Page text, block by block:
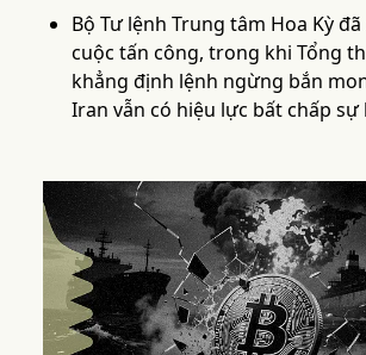
Bộ Tư lệnh Trung tâm Hoa Kỳ
cuộc tấn công, trong khi Tổng
khẳng định lệnh ngừng bắn
Iran vẫn có hiệu lực bất chấp sự